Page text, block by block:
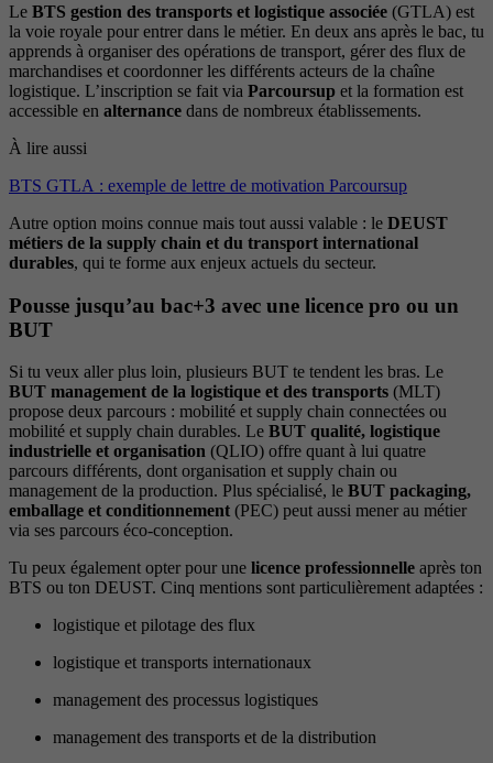
Le BTS gestion des transports et logistique associée (GTLA) est
la voie royale pour entrer dans le métier. En deux ans après le bac, tu
apprends à organiser des opérations de transport, gérer des flux de
marchandises et coordonner les différents acteurs de la chaîne
logistique. L’inscription se fait via Parcoursup et la formation est
accessible en alternance dans de nombreux établissements.
À lire aussi
BTS GTLA : exemple de lettre de motivation Parcoursup
Autre option moins connue mais tout aussi valable : le DEUST
métiers de la supply chain et du transport international
durables, qui te forme aux enjeux actuels du secteur.
Pousse jusqu’au bac+3 avec une licence pro ou un
BUT
Si tu veux aller plus loin, plusieurs BUT te tendent les bras. Le
BUT management de la logistique et des transports (MLT)
propose deux parcours : mobilité et supply chain connectées ou
mobilité et supply chain durables. Le BUT qualité, logistique
industrielle et organisation (QLIO) offre quant à lui quatre
parcours différents, dont organisation et supply chain ou
management de la production. Plus spécialisé, le BUT packaging,
emballage et conditionnement (PEC) peut aussi mener au métier
via ses parcours éco-conception.
Tu peux également opter pour une licence professionnelle après ton
BTS ou ton DEUST. Cinq mentions sont particulièrement adaptées :
logistique et pilotage des flux
logistique et transports internationaux
management des processus logistiques
management des transports et de la distribution